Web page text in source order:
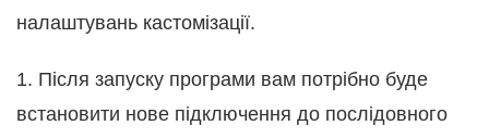
налаштувань кастомізації.
1. Після запуску програми вам потрібно буде
встановити нове підключення до послідовного